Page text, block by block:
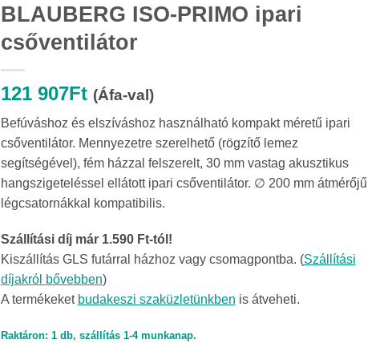
BLAUBERG ISO-PRIMO ipari
csőventilátor
121 907Ft (Áfa-val)
Befúváshoz és elszíváshoz használható kompakt méretű ipari
csőventilátor. Mennyezetre szerelhető (rögzítő lemez
segítségével), fém házzal felszerelt, 30 mm vastag akusztikus
hangszigeteléssel ellátott ipari csőventilátor. ∅ 200 mm átmérőjű
légcsatornákkal kompatibilis.
Szállítási díj már 1.590 Ft-tól!
Kiszállítás GLS futárral házhoz vagy csomagpontba. (Szállítási
díjakról bővebben)
A termékeket budakeszi szaküzletünkben is átveheti.
Raktáron: 1 db, szállítás 1-4 munkanap.